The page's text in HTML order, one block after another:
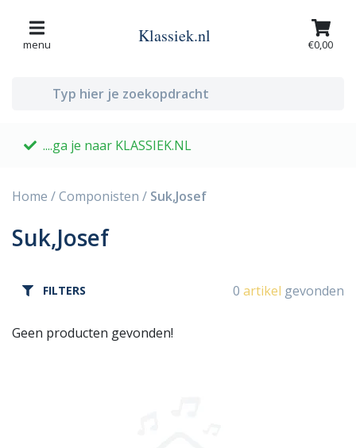
menu Klassiek.nl €0,00
....ga je naar KLASSIEK.NL
Home /Componisten / Suk,Josef
Suk,Josef
FILTERS 0 artikel gevonden
Geen producten gevonden!